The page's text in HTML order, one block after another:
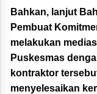
Bahkan, lanjut
Pembuat
melakukan
Puskesmas
kontraktor
menyelesaikan